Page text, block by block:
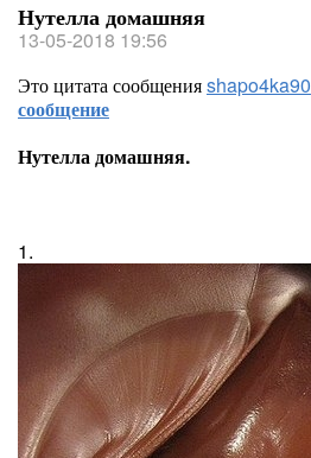
Нутелла домашняя
13-05-2018 19:56
Это цитата сообщенияshapo4ka90
сообщение
Нутелла домашняя.
1.